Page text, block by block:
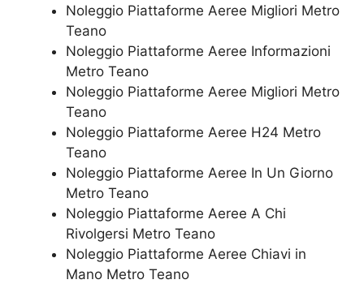
Noleggio Piattaforme Aeree Migliori Metro
Teano
Noleggio Piattaforme Aeree Informazioni
Metro Teano
Noleggio Piattaforme Aeree Migliori Metro
Teano
Noleggio Piattaforme Aeree H24 Metro
Teano
Noleggio Piattaforme Aeree In Un Giorno
Metro Teano
Noleggio Piattaforme Aeree A Chi
Rivolgersi Metro Teano
Noleggio Piattaforme Aeree Chiavi in
Mano Metro Teano